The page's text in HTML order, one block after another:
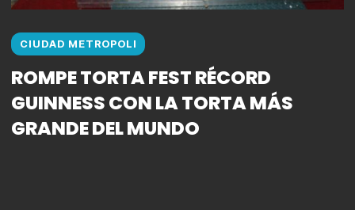
CIUDAD METROPOLI
ROMPE TORTA FEST RÉCORD
GUINNESS CON LA TORTA MÁS
GRANDE DEL MUNDO